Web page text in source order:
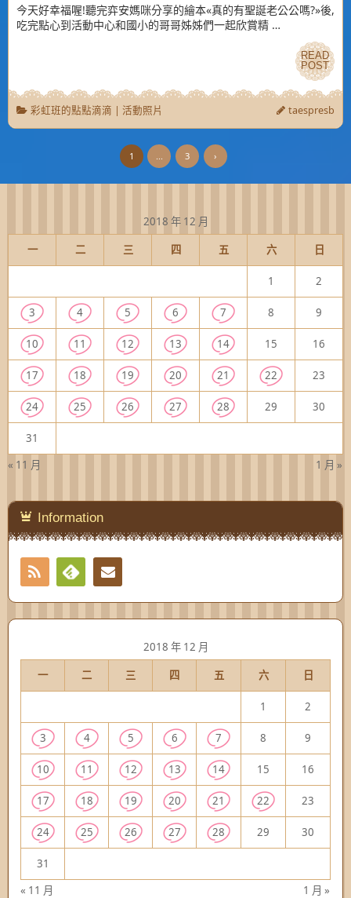
今天好幸福喔!聽完弈安媽咪分享的繪本«真的有聖誕老公公嗎?»後,
吃完點心到活動中心和國小的哥哥姊姊們一起欣賞精 …
READ
POST
READ
POST
彩虹班的點點滴滴 | 活動照片 taespresb
1 ... 3 ›
2018 年 12 月
一
二 三 四 五 六 日
« 11 月 1 月 »
1 2
3 4 5 6 7 8 9
10 11 12 13 14 15 16
17 18 19 20 21 22 23
24 25 26 27 28 29 30
31
Information
RSS
Feedly
2018 年 12 月
一
二 三 四 五 六 日
« 11 月 1 月 »
1 2
3 4 5 6 7 8 9
10 11 12 13 14 15 16
17 18 19 20 21 22 23
24 25 26 27 28 29 30
31